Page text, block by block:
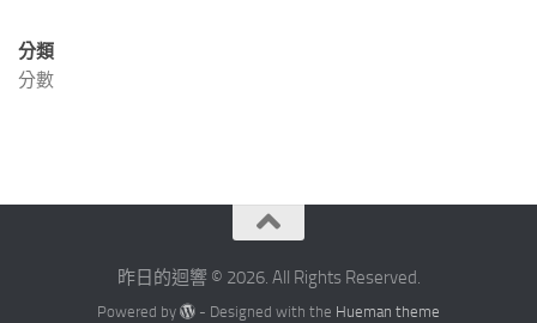
分類
分數
昨日的迴響 © 2026. All Rights Reserved.
Powered by - Designed with the Hueman theme